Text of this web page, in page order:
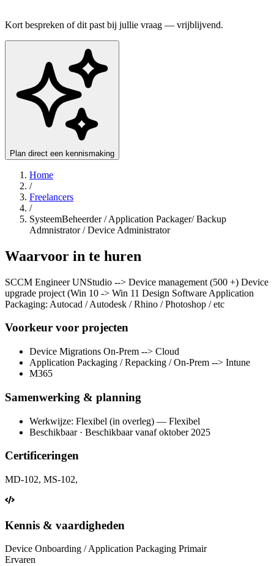
Kort bespreken of dit past bij jullie vraag — vrijblijvend.
Plan direct een kennismaking
Home
/
Freelancers
/
SysteemBeheerder / Application Packager/ Backup
Admnistrator / Device Administrator
Waarvoor in te huren
SCCM Engineer UNStudio --> Device management (500 +) Device
upgrade project (Win 10 -> Win 11 Design Software Application
Packaging: Autocad / Autodesk / Rhino / Photoshop / etc
Voorkeur voor projecten
Device Migrations On-Prem --> Cloud
Application Packaging / Repacking / On-Prem --> Intune
M365
Samenwerking & planning
Werkwijze: Flexibel (in overleg) — Flexibel
Beschikbaar · Beschikbaar vanaf oktober 2025
Certificeringen
MD-102, MS-102,
Kennis & vaardigheden
Device Onboarding / Application Packaging Primair
Ervaren